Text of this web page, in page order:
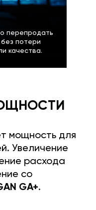
перепродать
потери
качества.
мощность для
Увеличение
расхода
со
GA+.